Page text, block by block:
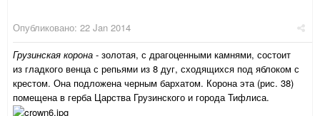
Опубликовано: 22 Jan 2014
Грузинская корона - золотая, с драгоценными камнями, состоит
из гладкого венца с репьями из 8 дуг, сходящихся под яблоком с
крестом. Она подложена черным бархатом. Корона эта (рис. 38)
помещена в герба Царства Грузинского и города Тифлиса.